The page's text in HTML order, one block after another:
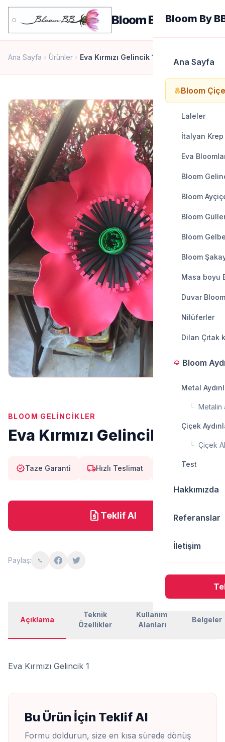
Bloom By BBBloom By
Ana Sayfa
local_floristBloom
Laleler
İtalyan
Eva
Bloom
Bloom
Bloom
Bloom
Bloom
Masa boyu
Duvar
Nilüferler
Dilan Çıtak
light Bloom
Metal
└ Metalin
Çiçek
└ Çiçek
Test
Hakkımızda
Referanslar
İletişim
Ana Sayfa chevron_right Ürünler chevron_right Eva Kırmızı Gelincik 1
BLOOM GELINCIKLER
Eva Kırmızı Gelincik 1
verifiedTaze Garanti local_shippingHızlı Teslimat Doğal
request_quote Teklif Al
Paylaş:
Açıklama
Teknik
Özellikler
Kullanım
Alanları
Belgeler
Eva Kırmızı Gelincik 1
Bu Ürün İçin Teklif Al
Formu doldurun, size en kısa sürede dönüş